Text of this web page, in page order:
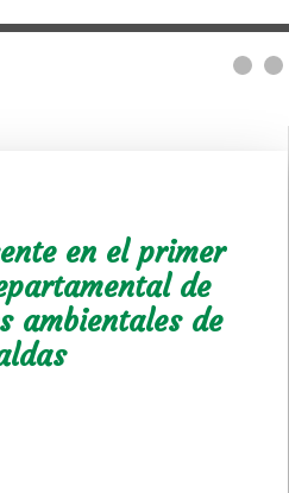
en el primer
de
ambientales de